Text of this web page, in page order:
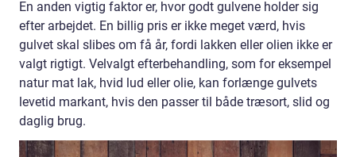
En anden vigtig faktor er, hvor godt gulvene holder sig
efter arbejdet. En billig pris er ikke meget værd, hvis
gulvet skal slibes om få år, fordi lakken eller olien ikke er
valgt rigtigt. Velvalgt efterbehandling, som for eksempel
natur mat lak, hvid lud eller olie, kan forlænge gulvets
levetid markant, hvis den passer til både træsort, slid og
daglig brug.